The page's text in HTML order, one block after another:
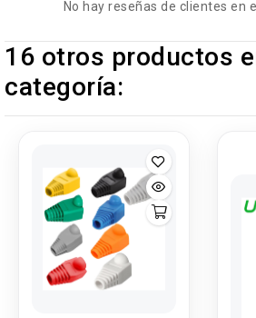
No hay reseñas de clientes en
16 otros productos
categoría: